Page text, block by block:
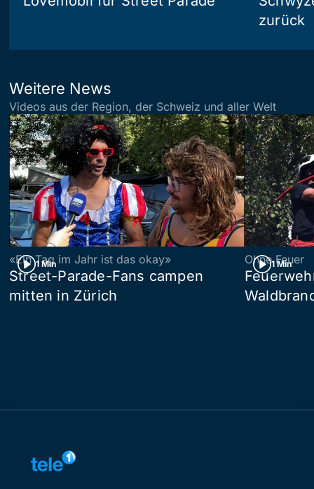
zurück
Weitere News
Videos aus der Region, der Schweiz und aller Welt
1 Min
«Ein Tag im Jahr ist das okay»
Street-Parade-Fans campen
mitten in Zürich
1 Min
Ohne Feuer